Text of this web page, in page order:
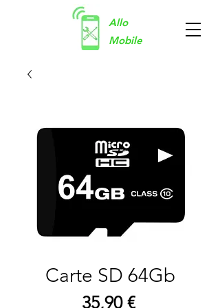
Allo
Mobile
Carte SD 64Gb
35,90 €Prix